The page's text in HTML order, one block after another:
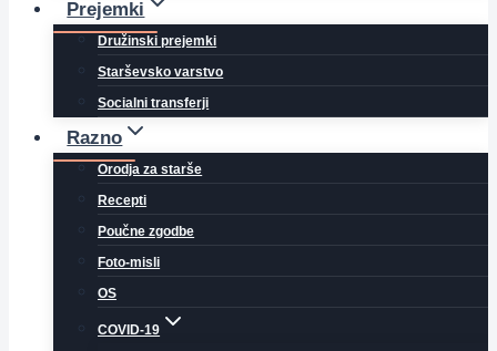
Prejemki
Družinski prejemki
Starševsko varstvo
Socialni transferji
Razno
Orodja za starše
Recepti
Poučne zgodbe
Foto-misli
OS
COVID-19